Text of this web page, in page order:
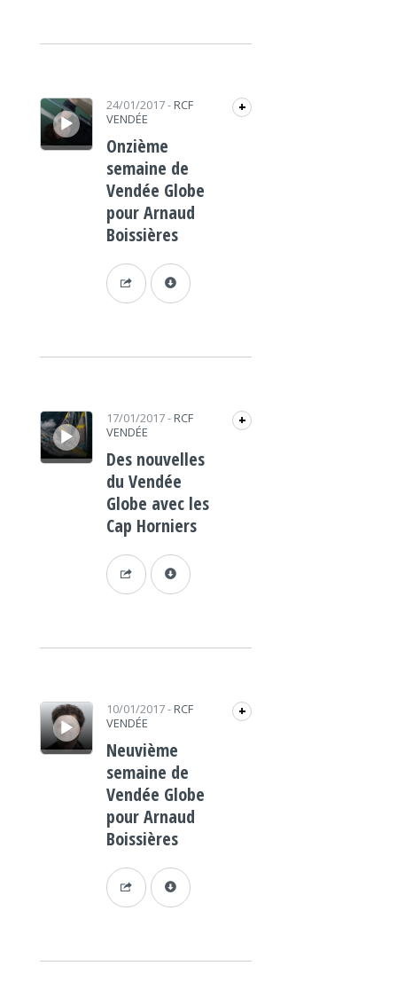
Lecteur audio 24/01/2017- RCF
VENDÉE
+
Onzième
semaine de
Vendée Globe
pour Arnaud
Boissières
Lecteur audio 17/01/2017- RCF
VENDÉE
+
Des nouvelles
du Vendée
Globe avec les
Cap Horniers
Lecteur audio 10/01/2017- RCF
VENDÉE
+
Neuvième
semaine de
Vendée Globe
pour Arnaud
Boissières